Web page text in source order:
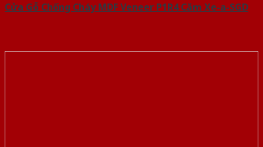
Cửa Gỗ Chống Cháy MDF Veneer P1R4 Căm Xe-a-SGD